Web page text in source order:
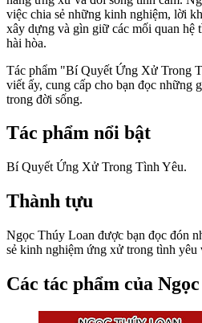
việc chia sẻ những kinh nghiệm, lời
xây dựng và gìn giữ các mối quan hệ
hài hòa.
Tác phẩm "Bí Quyết Ứng Xử Trong
viết ấy, cung cấp cho bạn đọc những
trong đời sống.
Tác phẩm nổi bật
Bí Quyết Ứng Xử Trong Tình Yêu.
Thành tựu
Ngọc Thúy Loan được bạn đọc đón
sẻ kinh nghiệm ứng xử trong tình yêu
Các tác phẩm của